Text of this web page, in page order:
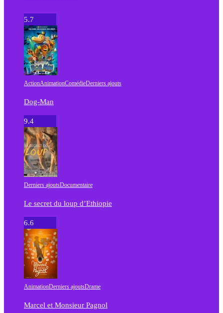
5.7
ActionAnimationComédieDerniers ajouts
Dog-Man
9.4
Derniers ajoutsDocumentaire
Le secret du loup d’Ethiopie
6.6
AnimationDerniers ajoutsDrame
Marcel et Monsieur Pagnol